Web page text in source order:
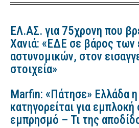
ΕΛ.ΑΣ. για 75χρονη που
Χανιά: «ΕΔΕ σε βάρος
αστυνομικών, στον
στοιχεία»
Marfin: «Πάτησε» Ελλάδα
κατηγορείται για
εμπρησμό – Τι της